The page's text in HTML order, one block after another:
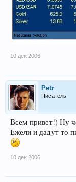
10 дек 2006
Petr
Писатель
Всем привет!) Ну
Ежели и дадут то
10 дек 2006